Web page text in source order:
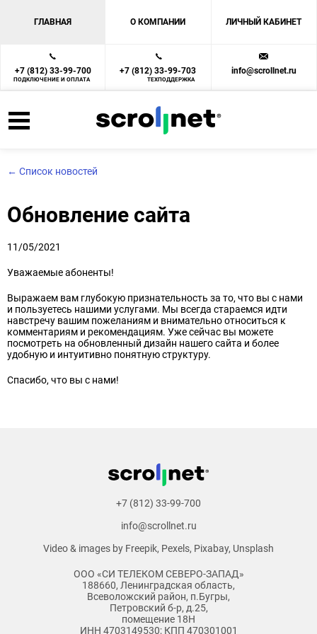
ГЛАВНАЯ О КОМПАНИИ ЛИЧНЫЙ КАБИНЕТ
+7 (812) 33-99-700
ПОДКЛЮЧЕНИЕ И ОПЛАТА
+7 (812) 33-99-703
ТЕХПОДДЕРЖКА
info@scrollnet.ru
← Список новостей
Обновление сайта
11/05/2021
Уважаемые абоненты!
Выражаем вам глубокую признательность за то, что вы с нами
и пользуетесь нашими услугами. Мы всегда стараемся идти
навстречу вашим пожеланиям и внимательно относиться к
комментариям и рекомендациям. Уже сейчас вы можете
посмотреть на обновленный дизайн нашего сайта и более
удобную и интуитивно понятную структуру.
Спасибо, что вы с нами!
+7 (812) 33-99-700
info@scrollnet.ru
Video & images by Freepik, Pexels, Pixabay, Unsplash
ООО «СИ ТЕЛЕКОМ СЕВЕРО-ЗАПАД»
188660, Ленинградская область,
Всеволожский район, п.Бугры,
Петровский б-р, д.25,
помещение 18Н
ИНН 4703149530; КПП 470301001